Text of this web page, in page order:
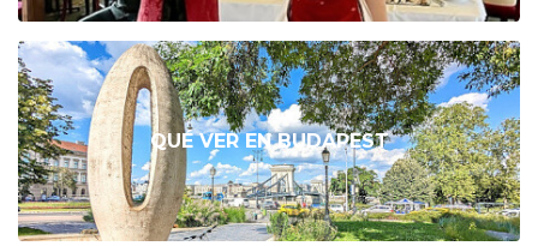
QUÉ VER EN BUDAPEST